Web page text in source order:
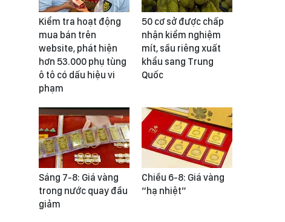
Kiểm tra hoạt động
mua bán trên
website, phát hiện
hơn 53.000 phụ tùng
ô tô có dấu hiệu vi
phạm
50 cơ sở được chấp
nhận kiểm nghiệm
mít, sầu riêng xuất
khẩu sang Trung
Quốc
Sáng 7-8: Giá vàng
trong nước quay đầu
giảm
Chiều 6-8: Giá vàng
“hạ nhiệt”